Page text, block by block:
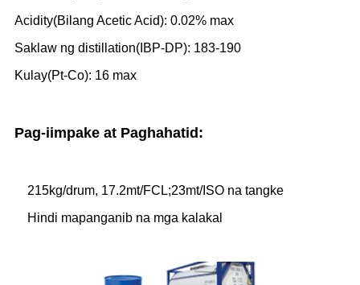
Acidity(Bilang Acetic Acid): 0.02% max
Saklaw ng distillation(IBP-DP): 183-190
Kulay(Pt-Co): 16 max
Pag-iimpake at Paghahatid:
215kg/drum, 17.2mt/FCL;23mt/ISO na tangke
Hindi mapanganib na mga kalakal